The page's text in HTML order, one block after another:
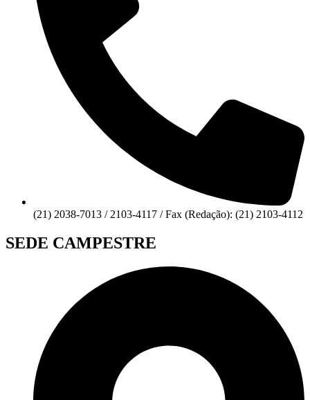
(21) 2038-7013 / 2103-4117 / Fax (Redação): (21) 2103-4112
SEDE CAMPESTRE